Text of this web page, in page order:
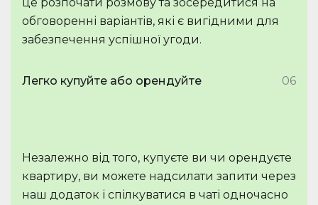
обговоренні варіантів, які є вигідними для
забезпечення успішної угоди.
Легко купуйте або орендуйте 06
Незалежно від того, купуєте ви чи орендуєте
квартиру, ви можете надсилати запити через
наш додаток і спілкуватися в чаті одночасно